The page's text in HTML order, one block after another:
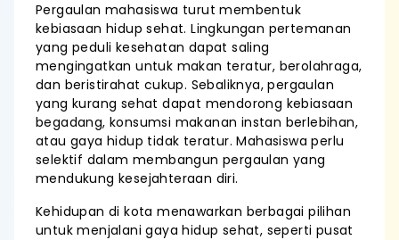
Pergaulan mahasiswa turut membentuk
kebiasaan hidup sehat. Lingkungan pertemanan
yang peduli kesehatan dapat saling
mengingatkan untuk makan teratur, berolahraga,
dan beristirahat cukup. Sebaliknya, pergaulan
yang kurang sehat dapat mendorong kebiasaan
begadang, konsumsi makanan instan berlebihan,
atau gaya hidup tidak teratur. Mahasiswa perlu
selektif dalam membangun pergaulan yang
mendukung kesejahteraan diri.
Kehidupan di kota menawarkan berbagai pilihan
untuk menjalani gaya hidup sehat, seperti pusat